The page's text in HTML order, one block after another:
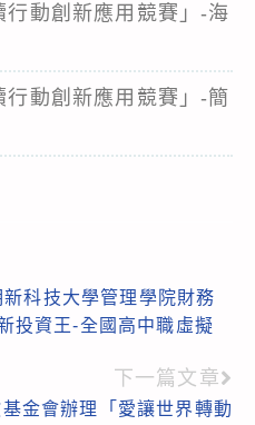
動創新應用競賽」-海
動創新應用競賽」-簡
科技大學管理學院財務
投資王-全國高中職虛擬
下一篇文章
金會辦理「愛讓世界轉動